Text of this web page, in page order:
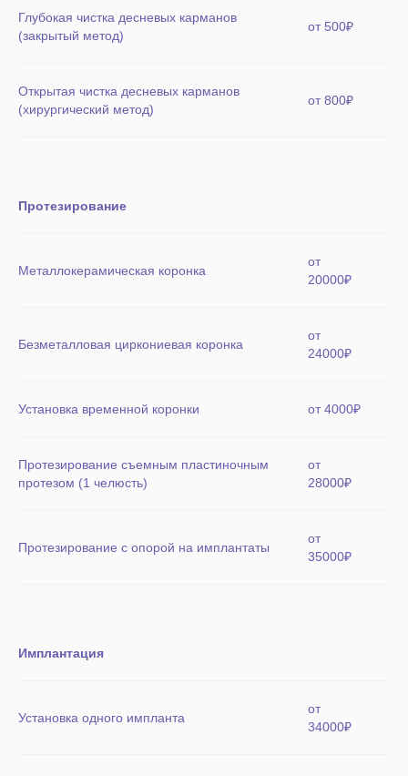
Глубокая чистка десневых карманов
(закрытый метод)
от 500₽
Открытая чистка десневых карманов
(хирургический метод)
от 800₽
Протезирование
Металлокерамическая коронка
от
20000₽
Безметалловая циркониевая коронка
от
24000₽
Установка временной коронки от 4000₽
Протезирование съемным пластиночным
протезом (1 челюсть)
от
28000₽
Протезирование с опорой на имплантаты
от
35000₽
Имплантация
Установка одного импланта
от
34000₽